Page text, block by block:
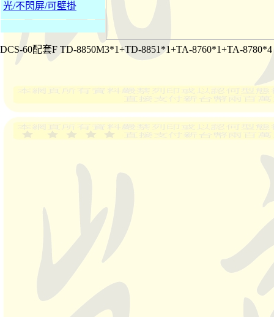
光/不閃屏/可壁掛
DCS-60配套F TD-8850M3*1+TD-8851*1+TA-8760*1+TA-8780*4